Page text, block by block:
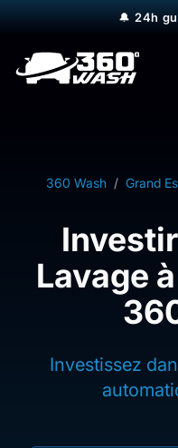
🔔 24h
360 Wash / Grand
Lavage
Investissez